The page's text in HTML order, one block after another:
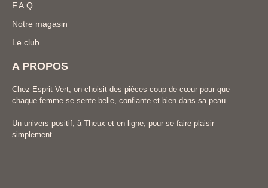
F.A.Q.
Notre magasin
Le club
A PROPOS
Chez Esprit Vert, on choisit des pièces coup de cœur pour que
chaque femme se sente belle, confiante et bien dans sa peau.
Un univers positif, à Theux et en ligne, pour se faire plaisir
simplement.